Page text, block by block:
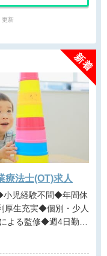
更新
療法士(OT)求人
厚生充実◆個別・少人
よる監修◆週4日勤務